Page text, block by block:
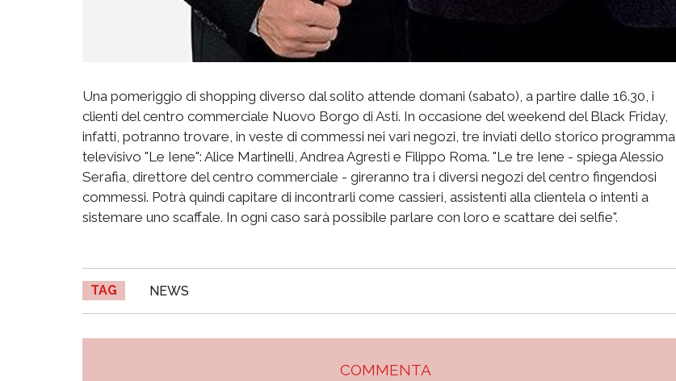
Una pomeriggio di shopping diverso dal solito attende domani (sabato), a partire dalle 16.30, i
clienti del centro commerciale Nuovo Borgo di Asti. In occasione del weekend del Black Friday,
infatti, potranno trovare, in veste di commessi nei vari negozi, tre inviati dello storico programma
televisivo "Le Iene": Alice Martinelli, Andrea Agresti e Filippo Roma. "Le tre Iene - spiega Alessio
Serafia, direttore del centro commerciale - gireranno tra i diversi negozi del centro fingendosi
commessi. Potrà quindi capitare di incontrarli come cassieri, assistenti alla clientela o intenti a
sistemare uno scaffale. In ogni caso sarà possibile parlare con loro e scattare dei selfie".
TAG NEWS
COMMENTA